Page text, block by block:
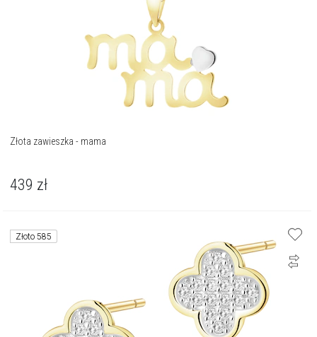
Złota zawieszka - mama
439 zł
Złoto 585